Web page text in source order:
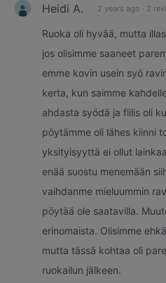
Heidi A. 2 years ago · 2
Ruoka oli hyvää, mutta
jos olisimme saaneet
emme kovin usein syö
kerta, kun saimme
ahdasta syödä ja fiilis oli
pöytämme oli lähes kiinni
yksityisyyttä ei ollut
enää suostu menemään
vaihdanme mieluummin
pöytää ole saatavilla.
erinomaista. Olisimme
mutta tässä kohtaa oli
ruokailun jälkeen.